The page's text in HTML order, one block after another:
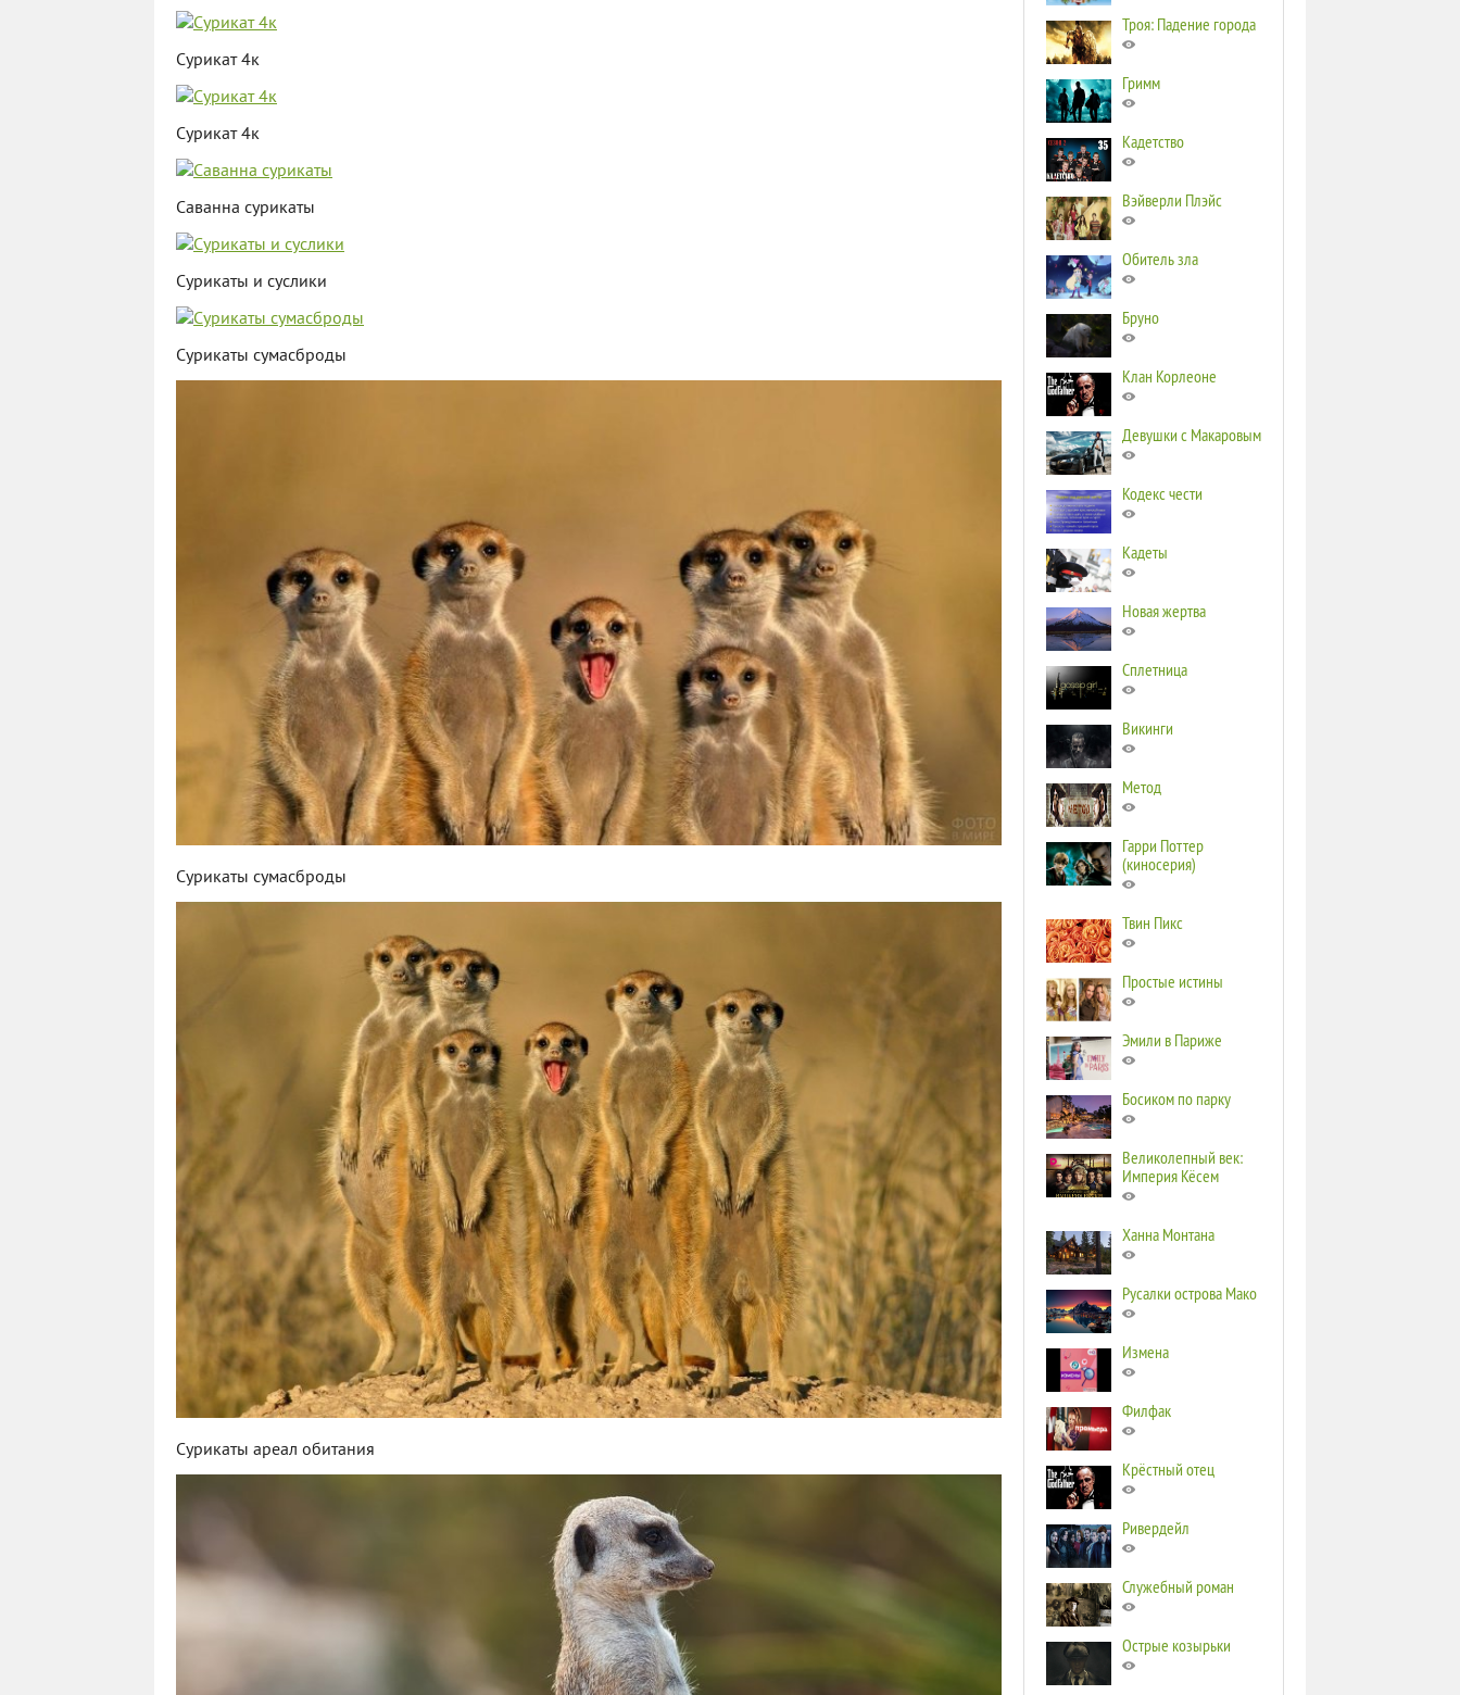
Сурикат 4к
Сурикат 4к
Саванна сурикаты
Сурикаты и суслики
Сурикаты сумасброды
Сурикаты сумасброды
Сурикаты ареал обитания
Троя: Падение города
Гримм
Кадетство
Вэйверли Плэйс
Обитель зла
Бруно
Клан Корлеоне
Девушки с Макаровым
Кодекс чести
Кадеты
Новая жертва
Сплетница
Викинги
Метод
Гарри Поттер
(киносерия)
Твин Пикс
Простые истины
Эмили в Париже
Босиком по парку
Великолепный век:
Империя Кёсем
Ханна Монтана
Русалки острова Мако
Измена
Филфак
Крёстный отец
Ривердейл
Служебный роман
Острые козырьки